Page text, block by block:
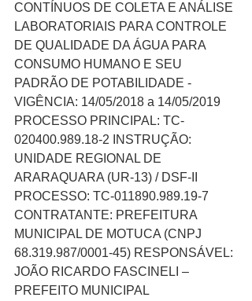
CONTÍNUOS DE COLETA E ANÁLISE
LABORATORIAIS PARA CONTROLE
DE QUALIDADE DA ÁGUA PARA
CONSUMO HUMANO E SEU
PADRÃO DE POTABILIDADE -
VIGÊNCIA: 14/05/2018 a 14/05/2019
PROCESSO PRINCIPAL: TC-
020400.989.18-2 INSTRUÇÃO:
UNIDADE REGIONAL DE
ARARAQUARA (UR-13) / DSF-II
PROCESSO: TC-011890.989.19-7
CONTRATANTE: PREFEITURA
MUNICIPAL DE MOTUCA (CNPJ
68.319.987/0001-45) RESPONSÁVEL:
JOÃO RICARDO FASCINELI –
PREFEITO MUNICIPAL